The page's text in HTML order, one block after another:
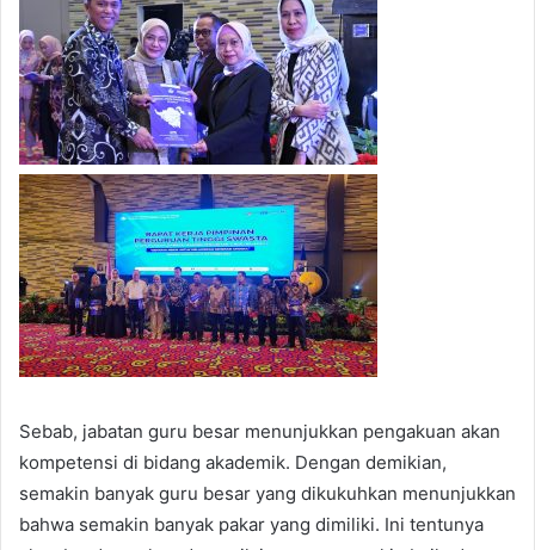
Sebab, jabatan guru besar menunjukkan pengakuan akan
kompetensi di bidang akademik. Dengan demikian,
semakin banyak guru besar yang dikukuhkan menunjukkan
bahwa semakin banyak pakar yang dimiliki. Ini tentunya